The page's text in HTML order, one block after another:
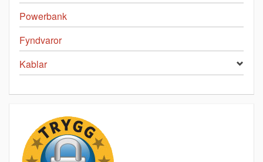
Powerbank
Fyndvaror
Kablar